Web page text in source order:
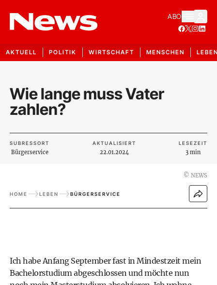
ABO
AKTUELL POLITIK WIRTSCHAFT MENSCHEN
Wie lange muss Vater
zahlen?
SUBRESSORT
Bürgerservice
AKTUALISIERT
22.01.2024
LESEZEIT
3 min
© NEWS
HOME LEBEN BÜRGERSERVICE
Ich habe Anfang September fast in Mindestzeit mein
Bachelorstudium abgeschlossen und möchte nun